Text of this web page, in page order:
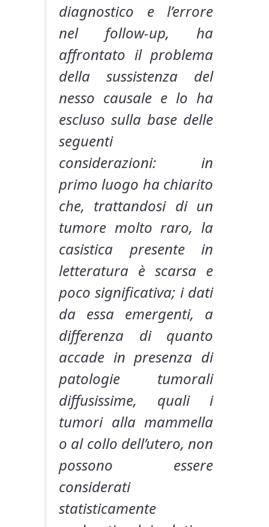
diagnostico e l’errore
nel follow-up, ha
affrontato il problema
della sussistenza del
nesso causale e lo ha
escluso sulla base delle
seguenti
considerazioni: in
primo luogo ha chiarito
che, trattandosi di un
tumore molto raro, la
casistica presente in
letteratura è scarsa e
poco significativa; i dati
da essa emergenti, a
differenza di quanto
accade in presenza di
patologie tumorali
diffusissime, quali i
tumori alla mammella
o al collo dell’utero, non
possono essere
considerati
statisticamente